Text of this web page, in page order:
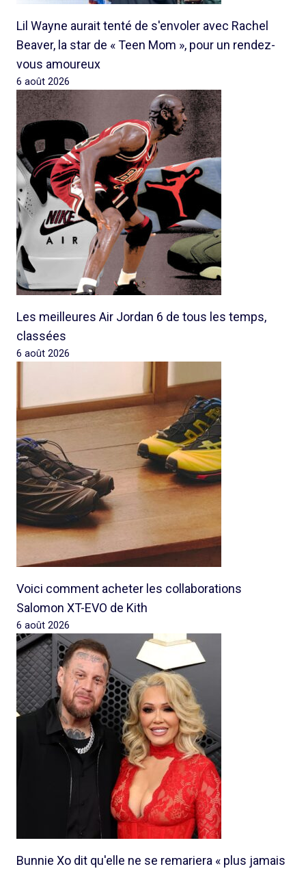
Lil Wayne aurait tenté de s'envoler avec Rachel
Beaver, la star de « Teen Mom », pour un rendez-
vous amoureux
6 août 2026
Les meilleures Air Jordan 6 de tous les temps,
classées
6 août 2026
Voici comment acheter les collaborations
Salomon XT-EVO de Kith
6 août 2026
Bunnie Xo dit qu'elle ne se remariera « plus jamais